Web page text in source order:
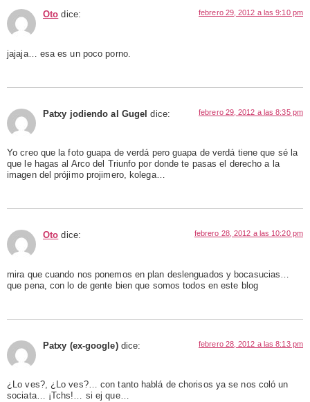
Oto dice: febrero 29, 2012 a las 9:10 pm
jajaja… esa es un poco porno.
Patxy jodiendo al Gugel dice: febrero 29, 2012 a las 8:35 pm
Yo creo que la foto guapa de verdá pero guapa de verdá tiene que sé la
que le hagas al Arco del Triunfo por donde te pasas el derecho a la
imagen del prójimo projimero, kolega…
Oto dice: febrero 28, 2012 a las 10:20 pm
mira que cuando nos ponemos en plan deslenguados y bocasucias…
que pena, con lo de gente bien que somos todos en este blog
Patxy (ex-google) dice: febrero 28, 2012 a las 8:13 pm
¿Lo ves?, ¿Lo ves?… con tanto hablá de chorisos ya se nos coló un
sociata… ¡Tchs!… si ej que…